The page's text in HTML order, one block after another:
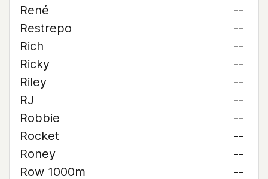
René
--
Restrepo
--
Rich
--
Ricky
--
Riley
--
RJ
--
Robbie
--
Rocket
--
Roney
--
Row 1000m
--